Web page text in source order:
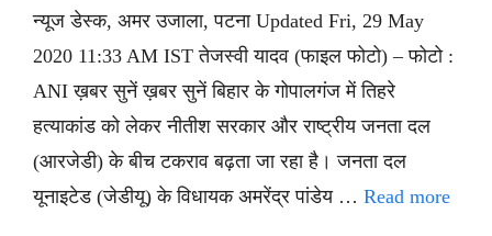
न्यूज डेस्क, अमर उजाला, पटना Updated Fri, 29 May
2020 11:33 AM IST तेजस्वी यादव (फाइल फोटो) – फोटो :
ANI ख़बर सुनें ख़बर सुनें बिहार के गोपालगंज में तिहरे
हत्याकांड को लेकर नीतीश सरकार और राष्ट्रीय जनता दल
(आरजेडी) के बीच टकराव बढ़ता जा रहा है। जनता दल
यूनाइटेड (जेडीयू) के विधायक अमरेंद्र पांडेय … Read more